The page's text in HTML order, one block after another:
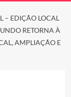
– EDIÇÃO LOCAL
RETORNA À
AMPLIAÇÃO E